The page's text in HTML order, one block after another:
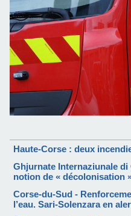
Haute-Corse : deux
Ghjurnate Internaziunale
notion de « décolonisation
Corse-du-Sud -
l’eau. Sari-Solenzara en